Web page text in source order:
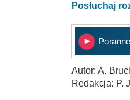
Posłuchaj
Autor: A.
Redakcja: P.